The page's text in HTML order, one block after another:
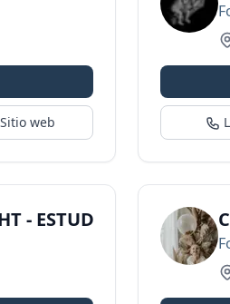
Sitio web
- ESTUDIO